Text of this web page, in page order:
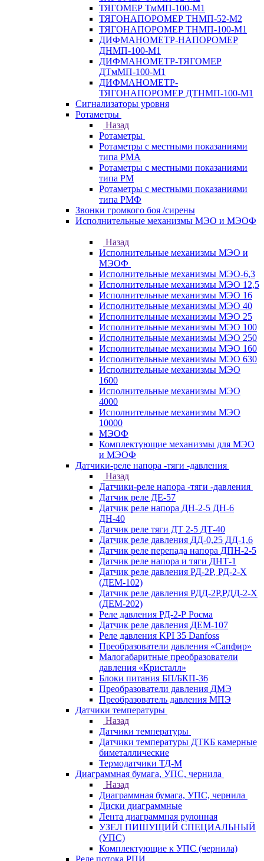
ТЯГОМЕР ТмМП-100-М1
ТЯГОНАПОРОМЕР ТНМП-52-М2
ТЯГОНАПОРОМЕР ТНМП-100-М1
ДИФМАНОМЕТР-НАПОРОМЕР
ДНМП-100-М1
ДИФМАНОМЕТР-ТЯГОМЕР
ДТмМП-100-М1
ДИФМАНОМЕТР-
ТЯГОНАПОРОМЕР ДТНМП-100-М1
Сигнализаторы уровня
Ротаметры
Назад
Ротаметры
Ротаметры с местными показаниями
типа РМА
Ротаметры с местными показаниями
типа РМ
Ротаметры с местными показаниями
типа РМФ
Звонки громкого боя /сирены
Исполнительные механизмы МЭО и МЭОФ
Назад
Исполнительные механизмы МЭО и
МЭОФ
Исполнительные механизмы МЭО-6,3
Исполнительные механизмы МЭО 12,5
Исполнительные механизмы МЭО 16
Исполнительные механизмы МЭО 40
Исполнительные механизмы МЭО 25
Исполнительные механизмы МЭО 100
Исполнительные механизмы МЭО 250
Исполнительные механизмы МЭО 160
Исполнительные механизмы МЭО 630
Исполнительные механизмы МЭО
1600
Исполнительные механизмы МЭО
4000
Исполнительные механизмы МЭО
10000
МЭОФ
Комплектующие механизмы для МЭО
и МЭОФ
Датчики-реле напора -тяги -давления
Назад
Датчики-реле напора -тяги -давления
Датчик реле ДЕ-57
Датчик реле напора ДН-2-5 ДН-6
ДН-40
Датчик реле тяги ДТ 2-5 ДТ-40
Датчик реле давления ДД-0,25 ДД-1,6
Датчик реле перепада напора ДПН-2-5
Датчик реле напора и тяги ДНТ-1
Датчик реле давления РД-2Р, РД-2-Х
(ДЕМ-102)
Датчик реле давления РДД-2Р,РДД-2-Х
(ДЕМ-202)
Реле давления РД-2-Р Росма
Датчик реле давления ДЕМ-107
Реле давления KPI 35 Danfoss
Преобразователи давления «Сапфир»
Малогабаритные преобразователи
давления «Кристалл»
Блоки питания БП/БКП-36
Преобразователи давления ДМЭ
Преобразователь давления МПЭ
Датчики температуры
Назад
Датчики температуры
Датчики температуры ДТКБ камерные
биметаллические
Термодатчики ТД-М
Диаграммная бумага, УПС, чернила
Назад
Диаграммная бумага, УПС, чернила
Диски диаграммные
Лента диаграммная рулонная
УЗЕЛ ПИШУЩИЙ СПЕЦИАЛЬНЫЙ
(УПС)
Комплектующие к УПС (чернила)
Реле потока РПИ